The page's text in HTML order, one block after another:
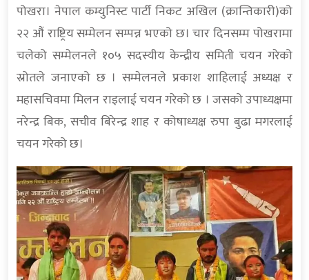
पोखरा। नेपाल कम्युनिस्ट पार्टी निकट अखिल (क्रान्तिकारी)को
२२ औं राष्ट्रिय सम्मेलन सम्पन्न भएको छ। चार दिनसम्म पोखरामा
चलेको सम्मेलनले १०५ सदस्यीय केन्द्रीय समिती चयन गरेको
स्रोतले जनाएको छ । सम्मेलनले प्रकाश शाहिलाई अध्यक्ष र
महासचिवमा मिलन राइलाई चयन गरेको छ । जसको उपाध्यक्षमा
नरेन्द्र बिक, सचीव बिरेन्द्र शाह र कोषाध्यक्ष रुपा बुढा मगरलाई
चयन गरेको छ।